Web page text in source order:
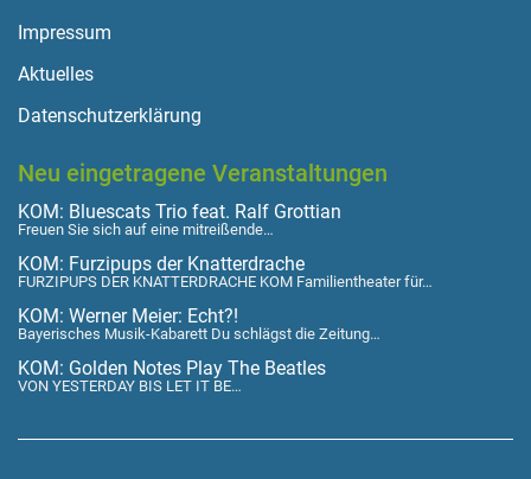
Impressum
Aktuelles
Datenschutzerklärung
Neu eingetragene Veranstaltungen
KOM: Bluescats Trio feat. Ralf Grottian
Freuen Sie sich auf eine mitreißende…
KOM: Furzipups der Knatterdrache
FURZIPUPS DER KNATTERDRACHE KOM Familientheater für…
KOM: Werner Meier: Echt?!
Bayerisches Musik-Kabarett Du schlägst die Zeitung…
KOM: Golden Notes Play The Beatles
VON YESTERDAY BIS LET IT BE…